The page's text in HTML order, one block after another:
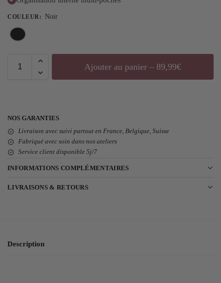
COULEUR: Noir
Ajouter au panier – 89,99€
NOS GARANTIES
Livraison avec suivi partout en France, Belgique, Suisse
Fabriqué avec soin dans nos ateliers
Service client disponible 5j/7
INFORMATIONS COMPLÉMENTAIRES
LIVRAISONS & RETOURS
Description